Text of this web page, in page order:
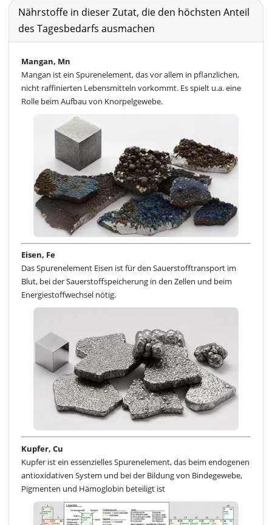
Nährstoffe in dieser Zutat, die den höchsten Anteil
des Tagesbedarfs ausmachen
Mangan, Mn
Mangan ist ein Spurenelement, das vor allem in pflanzlichen,
nicht raffinierten Lebensmitteln vorkommt. Es spielt u.a. eine
Rolle beim Aufbau von Knorpelgewebe.
Eisen, Fe
Das Spurenelement Eisen ist für den Sauerstofftransport im
Blut, bei der Sauerstoffspeicherung in den Zellen und beim
Energiestoffwechsel nötig.
Kupfer, Cu
Kupfer ist ein essenzielles Spurenelement, das beim endogenen
antioxidativen System und bei der Bildung von Bindegewebe,
Pigmenten und Hämoglobin beteiligt ist